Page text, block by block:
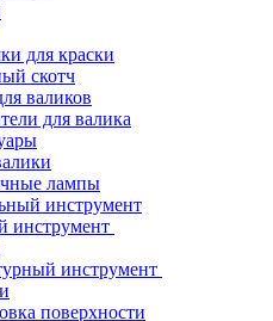
для краски
скотч
валиков
для валика
лампы
инструмент
инструмент
инструмент
поверхности